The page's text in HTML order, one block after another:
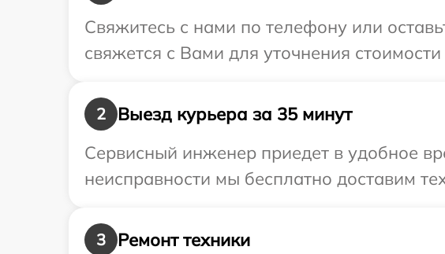
Свяжитесь с нами по телефону или
свяжется с Вами для уточнения
2
Выезд курьера за 35 минут
Сервисный инженер приедет в удобное
неисправности мы бесплатно доставим
3
Ремонт техники